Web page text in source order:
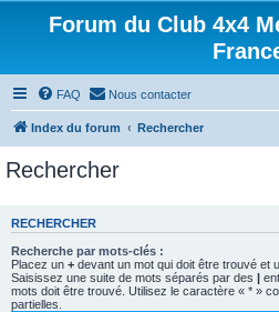
Forum du Club 4x4
FAQ Nous contacter
Index du forum Rechercher
Rechercher
RECHERCHER
Recherche par mots-clés :
Placez un + devant un mot qui doit être trouvé et
Saisissez une suite de mots séparés par des |
mots doit être trouvé. Utilisez le caractère « * »
partielles.